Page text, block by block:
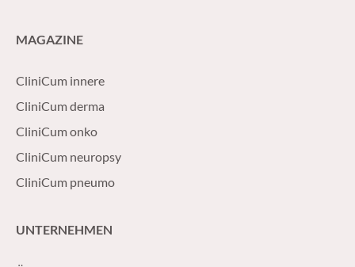
MAGAZINE
CliniCum innere
CliniCum derma
CliniCum onko
CliniCum neuropsy
CliniCum pneumo
UNTERNEHMEN